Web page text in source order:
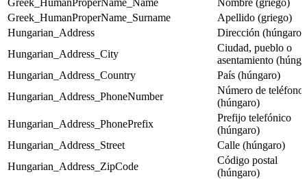
Greek_HumanProperName_Surname
Apellido (griego)
Hungarian_Address
Dirección (húngaro)
Hungarian_Address_City
Ciudad, pueblo o
asentamiento
Hungarian_Address_Country
País (húngaro)
Hungarian_Address_PhoneNumber
Número de teléfono
(húngaro)
Hungarian_Address_PhonePrefix
Prefijo telefónico
(húngaro)
Hungarian_Address_Street
Calle (húngaro)
Hungarian_Address_ZipCode
Código postal
(húngaro)